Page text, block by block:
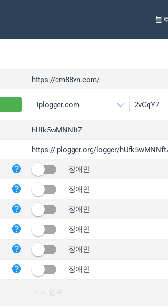
블
https://cm88vn.com/
iplogger.org
wl.gl
ed.tc
iplogger.com
iplogger.co
2no.co
hUfk5wMNNftZ
https://iplogger.org/logger/
장애인
장애인
장애인
장애인
장애인
장애인